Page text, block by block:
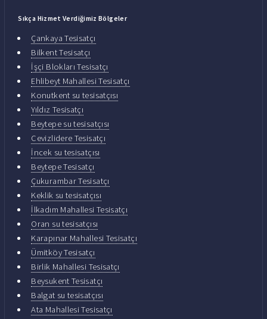
Sıkça Hizmet Verdiğimiz Bölgeler
Çankaya Tesisatçı
Bilkent Tesisatçı
İşçi Blokları Tesisatçı
Ehlibeyt Mahallesi Tesisatçı
Konutkent su tesisatçısı
Yıldız Tesisatçı
Beytepe su tesisatçısı
Cevizlidere Tesisatçı
İncek su tesisatçısı
Beytepe Tesisatçı
Çukurambar Tesisatçı
Keklik su tesisatçısı
İlkadım Mahallesi Tesisatçı
Oran su tesisatçısı
Karapınar Mahallesi Tesisatçı
Ümitköy Tesisatçı
Birlik Mahallesi Tesisatçı
Beysukent Tesisatçı
Balgat su tesisatçısı
Ata Mahallesi Tesisatçı